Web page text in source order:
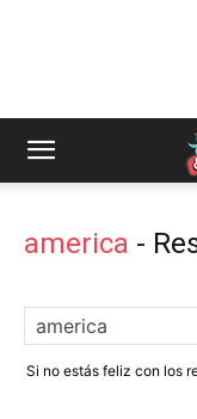
america -
Si no estás feliz con los